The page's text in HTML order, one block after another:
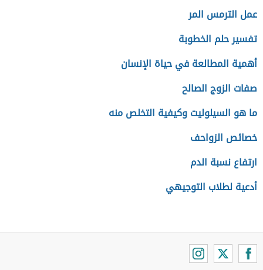
عمل الترمس المر
تفسير حلم الخطوبة
أهمية المطالعة في حياة الإنسان
صفات الزوج الصالح
ما هو السيلوليت وكيفية التخلص منه
خصائص الزواحف
ارتفاع نسبة الدم
أدعية لطلاب التوجيهي